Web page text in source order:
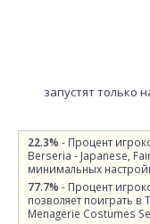
запустят только
22.3% - Процент
Berseria - Japanese,
минимальных
77.7% - Процент
позволяет поиграть в
Menagerie Costumes